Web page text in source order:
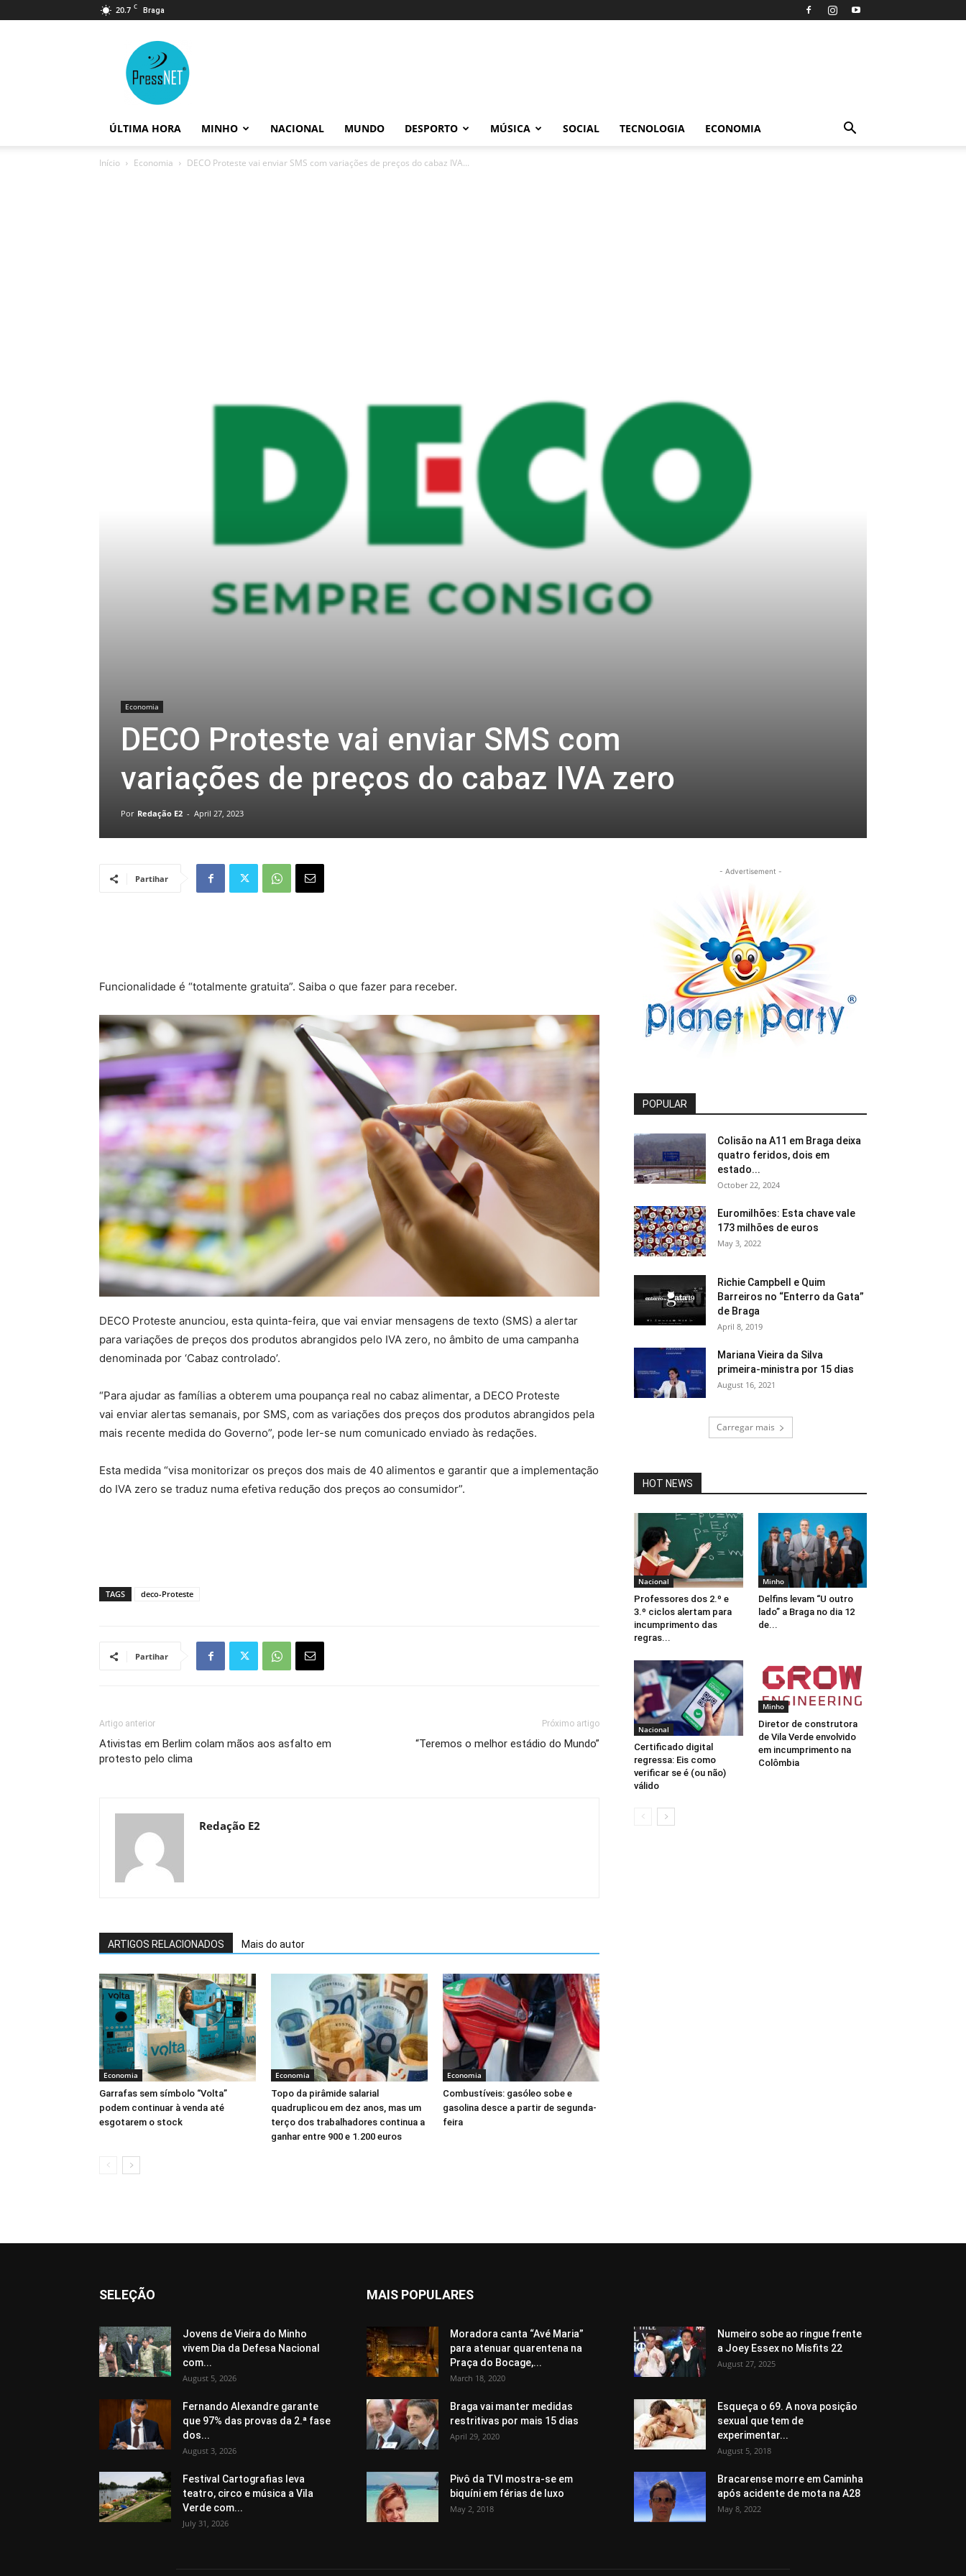
20.7 C Braga
ÚLTIMA HORA MINHO NACIONAL MUNDO DESPORTO MÚSICA SOCIAL TECNOLOGIA ECONOMIA
Início Economia DECO Proteste vai enviar SMS com variações de preços do cabaz IVA...
Economia
DECO Proteste vai enviar SMS com
variações de preços do cabaz IVA zero
Por Redação E2 - April 27, 2023
Partihar
Funcionalidade é “totalmente gratuita”. Saiba o que fazer para receber.
DECO Proteste anunciou, esta quinta-feira, que vai enviar mensagens de texto (SMS) a alertar
para variações de preços dos produtos abrangidos pelo IVA zero, no âmbito de uma campanha
denominada por ‘Cabaz controlado’.
“Para ajudar as famílias a obterem uma poupança real no cabaz alimentar, a DECO Proteste
vai enviar alertas semanais, por SMS, com as variações dos preços dos produtos abrangidos pela
mais recente medida do Governo”, pode ler-se num comunicado enviado às redações.
Esta medida “visa monitorizar os preços dos mais de 40 alimentos e garantir que a implementação
do IVA zero se traduz numa efetiva redução dos preços ao consumidor”.
TAGS deco-Proteste
Partihar
Artigo anterior
Ativistas em Berlim colam mãos aos asfalto em
protesto pelo clima
Próximo artigo
“Teremos o melhor estádio do Mundo”
Redação E2
ARTIGOS RELACIONADOS Mais do autor
Economia
Garrafas sem símbolo “Volta”
podem continuar à venda até
esgotarem o stock
Economia
Topo da pirâmide salarial
quadruplicou em dez anos, mas um
terço dos trabalhadores continua a
ganhar entre 900 e 1.200 euros
Economia
Combustíveis: gasóleo sobe e
gasolina desce a partir de segunda-
feira
- Advertisement -
POPULAR
Colisão na A11 em Braga deixa
quatro feridos, dois em
estado...
October 22, 2024
Euromilhões: Esta chave vale
173 milhões de euros
May 3, 2022
Richie Campbell e Quim
Barreiros no “Enterro da Gata”
de Braga
April 8, 2019
Mariana Vieira da Silva
primeira-ministra por 15 dias
August 16, 2021
Carregar mais
HOT NEWS
Nacional
Professores dos 2.º e
3.º ciclos alertam para
incumprimento das
regras...
Minho
Delfins levam “U outro
lado” a Braga no dia 12
de...
Nacional
Certificado digital
regressa: Eis como
verificar se é (ou não)
válido
Minho
Diretor de construtora
de Vila Verde envolvido
em incumprimento na
Colômbia
SELEÇÃO
Jovens de Vieira do Minho
vivem Dia da Defesa Nacional
com...
August 5, 2026
Fernando Alexandre garante
que 97% das provas da 2.ª fase
dos...
August 3, 2026
Festival Cartografias leva
teatro, circo e música a Vila
Verde com...
July 31, 2026
MAIS POPULARES
Moradora canta “Avé Maria”
para atenuar quarentena na
Praça do Bocage,...
March 18, 2020
Numeiro sobe ao ringue frente
a Joey Essex no Misfits 22
August 27, 2025
Braga vai manter medidas
restritivas por mais 15 dias
April 29, 2020
Esqueça o 69. A nova posição
sexual que tem de
experimentar...
August 5, 2018
Pivô da TVI mostra-se em
biquíni em férias de luxo
May 2, 2018
Bracarense morre em Caminha
após acidente de mota na A28
May 8, 2022